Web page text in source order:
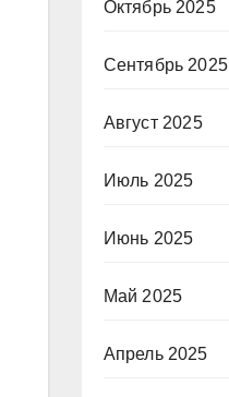
Октябрь 2025
Сентябрь 2025
Август 2025
Июль 2025
Июнь 2025
Май 2025
Апрель 2025